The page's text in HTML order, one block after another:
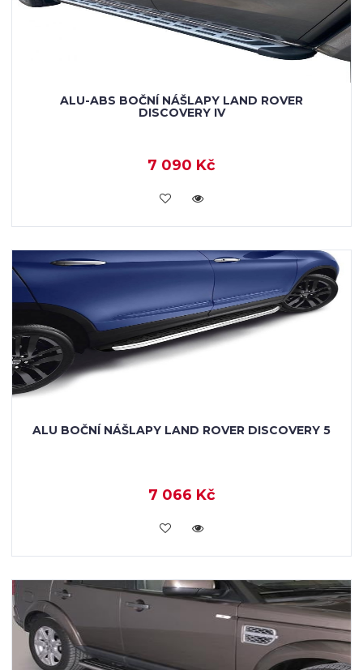
ALU-ABS BOČNÍ NÁŠLAPY LAND ROVER
DISCOVERY IV
7 090 Kč
KOUPIT
ALU BOČNÍ NÁŠLAPY LAND ROVER DISCOVERY 5
7 066 Kč
KOUPIT